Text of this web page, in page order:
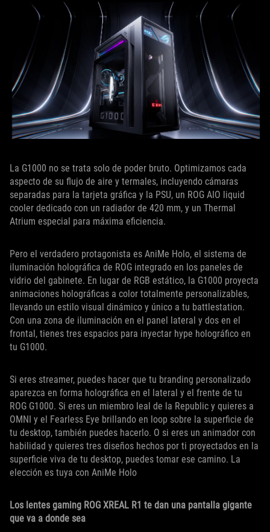
La G1000 no se trata solo de poder bruto. Optimizamos cada
aspecto de su flujo de aire y termales, incluyendo cámaras
separadas para la tarjeta gráfica y la PSU, un ROG AIO liquid
cooler dedicado con un radiador de 420 mm, y un Thermal
Atrium especial para máxima eficiencia.
Pero el verdadero protagonista es AniMe Holo, el sistema de
iluminación holográfica de ROG integrado en los paneles de
vidrio del gabinete. En lugar de RGB estático, la G1000 proyecta
animaciones holográficas a color totalmente personalizables,
llevando un estilo visual dinámico y único a tu battlestation.
Con una zona de iluminación en el panel lateral y dos en el
frontal, tienes tres espacios para inyectar hype holográfico en
tu G1000.
Si eres streamer, puedes hacer que tu branding personalizado
aparezca en forma holográfica en el lateral y el frente de tu
ROG G1000. Si eres un miembro leal de la Republic y quieres a
OMNI y el Fearless Eye brillando en loop sobre la superficie de
tu desktop, también puedes hacerlo. O si eres un animador con
habilidad y quieres tres diseños hechos por ti proyectados en la
superficie viva de tu desktop, puedes tomar ese camino. La
elección es tuya con AniMe Holo
Los lentes gaming ROG XREAL R1 te dan una pantalla gigante
que va a donde sea